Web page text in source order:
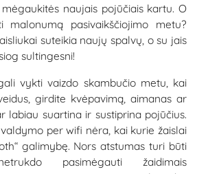
naujais pojūčiais kartu. O
pasivaikščiojimo metu?
suteikia naujų spalvų, o su jais
sultingesni!
vykti vaizdo skambučio metu, kai
girdite kvėpavimą, aimanas ar
labiau suartina ir sustiprina pojūčius.
per wifi nėra, kai kurie žaislai
galimybę. Nors atstumas turi būti
pasimėgauti žaidimais